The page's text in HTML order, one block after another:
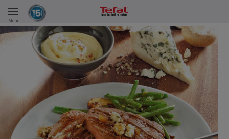
Meni
U PERIODU OD 15 GODINA